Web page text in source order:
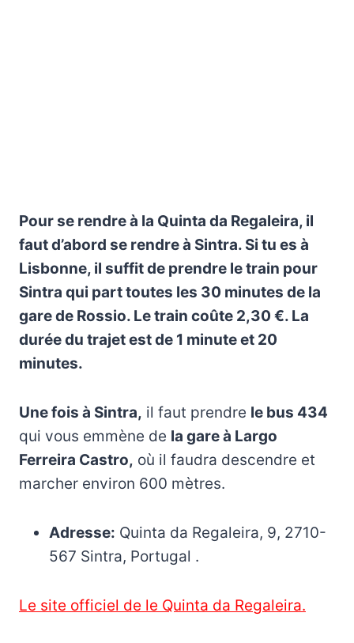
Pour se rendre à la Quinta da Regaleira, il
faut d’abord se rendre à Sintra. Si tu es à
Lisbonne, il suffit de prendre le train pour
Sintra qui part toutes les 30 minutes de la
gare de Rossio. Le train coûte 2,30 €. La
durée du trajet est de 1 minute et 20
minutes.
Une fois à Sintra, il faut prendre le bus 434
qui vous emmène de la gare à Largo
Ferreira Castro, où il faudra descendre et
marcher environ 600 mètres.
Adresse: Quinta da Regaleira, 9, 2710-
567 Sintra, Portugal .
Le site officiel de le Quinta da Regaleira.